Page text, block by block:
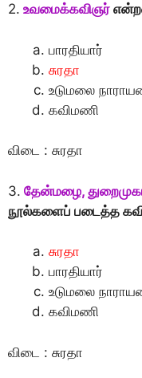
2. உவமைக்கவிஞர்
பாரதியார்
சுரதா
உடுமலை
கவிமணி
விடை : சுரதா
3. தேன்மழை,
நூல்களைப் படைத்த
சுரதா
பாரதியார்
உடுமலை
கவிமணி
விடை : சுரதா